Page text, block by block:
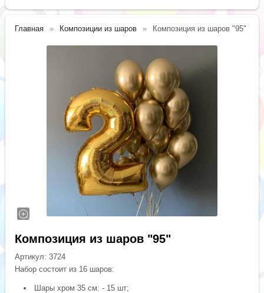
Главная Композиции из шаров Композиция из шаров "95"
Композиция из шаров "95"
Артикул:3724
Набор состоит из 16 шаров:
Шары хром 35 см: - 15 шт;